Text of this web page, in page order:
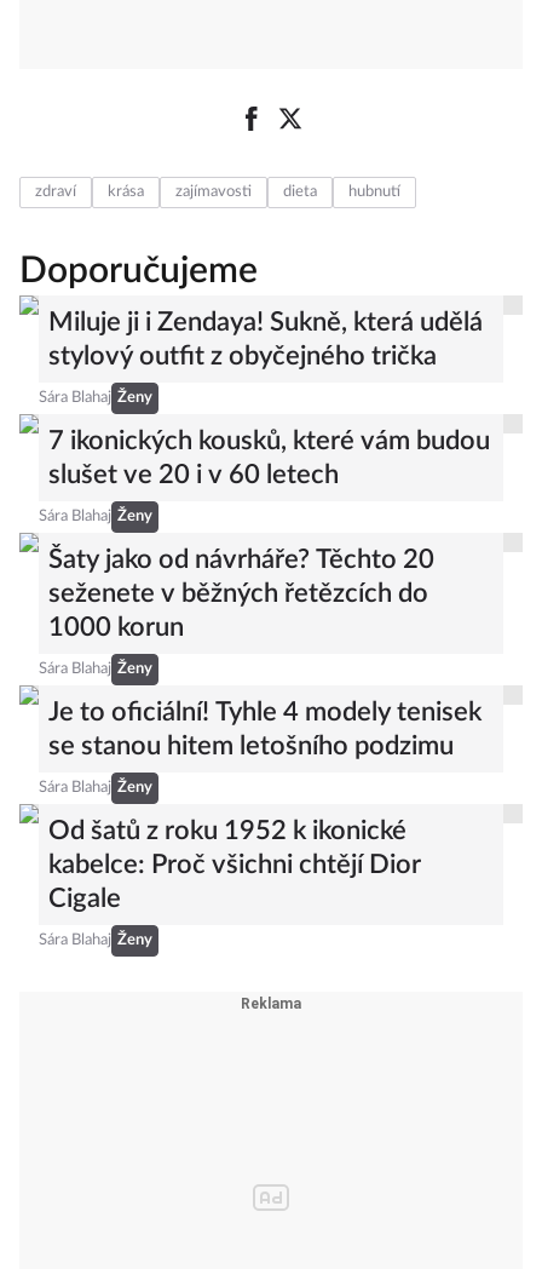
zdraví krása zajímavosti dieta hubnutí
Doporučujeme
Miluje ji i Zendaya! Sukně, která udělá
stylový outfit z obyčejného trička
Sára Blahaj Ženy
7 ikonických kousků, které vám budou
slušet ve 20 i v 60 letech
Sára Blahaj Ženy
Šaty jako od návrháře? Těchto 20
seženete v běžných řetězcích do
1000 korun
Sára Blahaj Ženy
Je to oficiální! Tyhle 4 modely tenisek
se stanou hitem letošního podzimu
Sára Blahaj Ženy
Od šatů z roku 1952 k ikonické
kabelce: Proč všichni chtějí Dior
Cigale
Sára Blahaj Ženy